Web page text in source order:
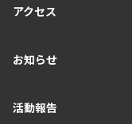
アクセス
お知らせ
活動報告